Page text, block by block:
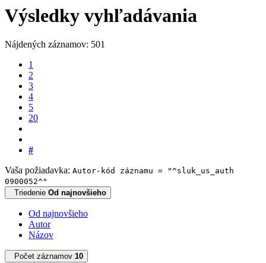
Výsledky vyhľadávania
Nájdených záznamov: 501
1
2
3
4
5
20
#
Vaša požiadavka: Autor-kód záznamu = "^sluk_us_auth
0900052^"
Triedenie Od najnovšieho
Od najnovšieho
Autor
Názov
Počet záznamov 10